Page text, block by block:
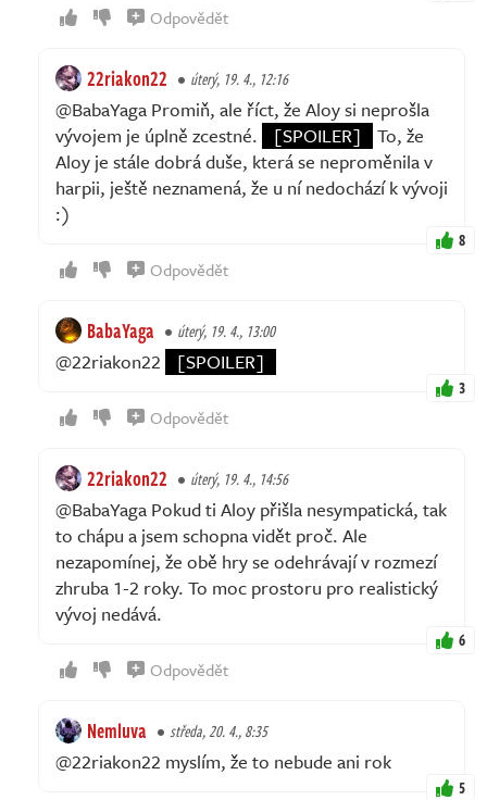
Odpovědět
22riakon22 úterý, 19. 4., 12:16
@BabaYaga Promiň, ale říct, že Aloy si neprošla
vývojem je úplně zcestné.
[SPOILER]
To, že
Aloy je stále dobrá duše, která se neproměnila v
harpii, ještě neznamená, že u ní nedochází k vývoji
:)
8
Odpovědět
BabaYaga úterý, 19. 4., 13:00
@22riakon22 [SPOILER]
3
Odpovědět
22riakon22 úterý, 19. 4., 14:56
@BabaYaga Pokud ti Aloy přišla nesympatická, tak
to chápu a jsem schopna vidět proč. Ale
nezapomínej, že obě hry se odehrávají v rozmezí
zhruba 1-2 roky. To moc prostoru pro realistický
vývoj nedává.
6
Odpovědět
Nemluva středa, 20. 4., 8:35
@22riakon22 myslím, že to nebude ani rok
5